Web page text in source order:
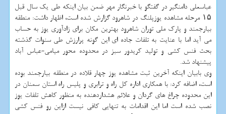
عباسعلی دامنگیر در گفتگو با خبرنگار مهر ضمن بیان اینكه طی یك سال قبل
۱۵ مرحله مشاهده یوزپلنگ در شاهرود گزارش شده است، اظهار داشت: منطقه
بیارجمند و پارك ملی توران شاهرود بهترین مكان برای زادآوری یوز به حساب
می آید اما با عنایت به تلفات جاده ای این گونه پرارزش طی سنوات گذشته
بحث فنس كشی و تولید كریدور سبز در محدوده محور میامی-عباس آباد
پیشنهاد شد.
وی بابیان اینكه آخرین ثبت مشاهده یوز چهار قلاده در منطقه بیارجمند بوده
است، اضافه كرد: با همكاری اداره كل راه و ترابری و پلیس راه استان سمنان در
این محدوده چراغ های گردان و علائم هشداردهنده به منظور كاهش تلفات یوز
نصب شده است اما این اقدامات به تنهایی كافی نیست ازاین رو فنس كشی